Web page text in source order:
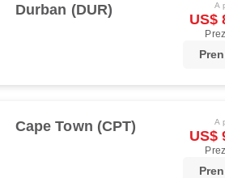
Durban (DUR) A
US$
Cape Town (CPT) A
US$